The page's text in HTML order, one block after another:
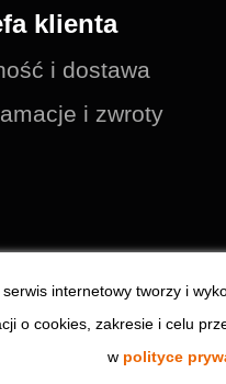
internetowy tworzy i
o cookies, zakresie i celu
w polityce
klienta
i dostawa
i zwroty